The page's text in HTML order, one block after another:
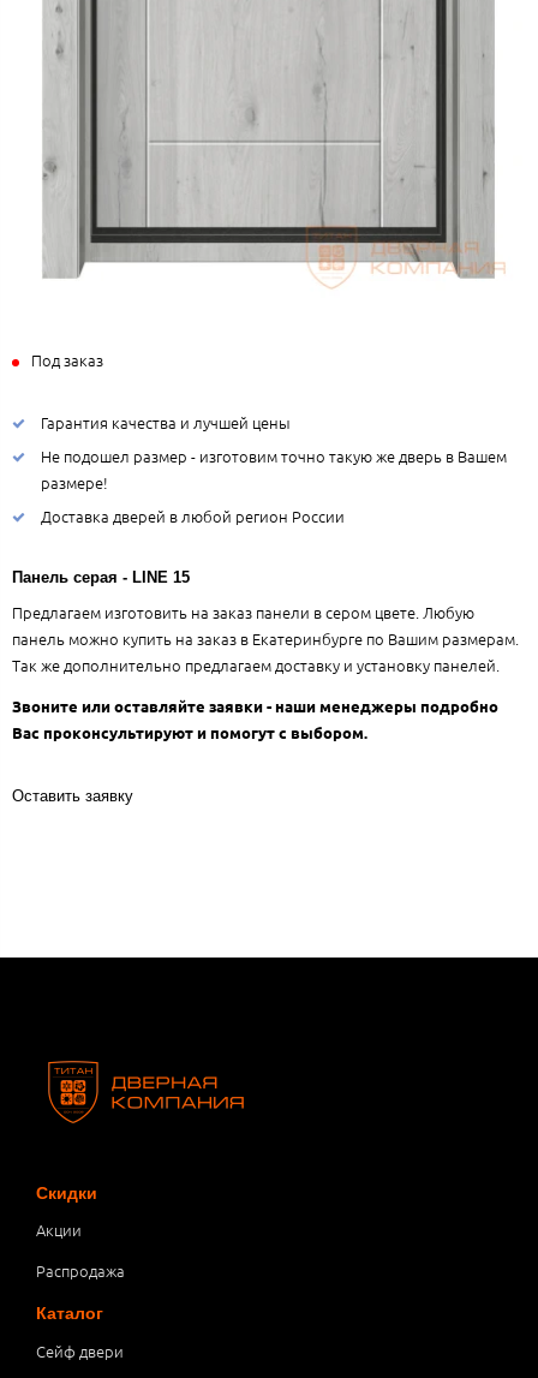
Под заказ
Гарантия качества и лучшей цены
Не подошел размер - изготовим точно такую же дверь в Вашем
размере!
Доставка дверей в любой регион России
Панель серая - LINE 15
Предлагаем изготовить на заказ панели в сером цвете. Любую
панель можно купить на заказ в Екатеринбурге по Вашим размерам.
Так же дополнительно предлагаем доставку и установку панелей.
Звоните или оставляйте заявки - наши менеджеры подробно
Вас проконсультируют и помогут с выбором.
Оставить заявку
Скидки
Акции
Распродажа
Каталог
Сейф двери